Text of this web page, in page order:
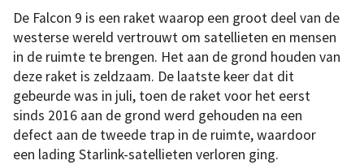
De Falcon 9 is een raket waarop een groot deel van de
westerse wereld vertrouwt om satellieten en mensen
in de ruimte te brengen. Het aan de grond houden van
deze raket is zeldzaam. De laatste keer dat dit
gebeurde was in juli, toen de raket voor het eerst
sinds 2016 aan de grond werd gehouden na een
defect aan de tweede trap in de ruimte, waardoor
een lading Starlink-satellieten verloren ging.